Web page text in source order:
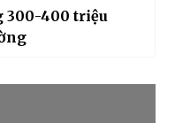
300-400 triệu